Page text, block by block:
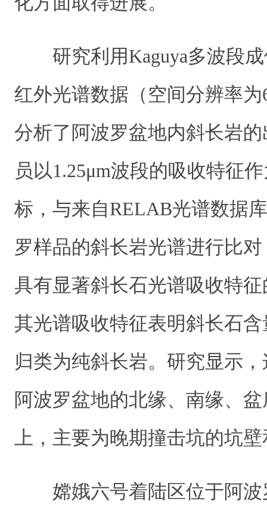
研究利用Kaguya多波段
红外光谱数据（空间分辨率为
分析了阿波罗盆地内斜长岩
员以1.25μm波段的吸收特征
标，与来自RELAB光谱数据
罗样品的斜长岩光谱进行比
具有显著斜长石光谱吸收特
其光谱吸收特征表明斜长石
归类为纯斜长岩。研究显示
阿波罗盆地的北缘、南缘、
上，主要为晚期撞击坑的坑
嫦娥六号着陆区位于阿